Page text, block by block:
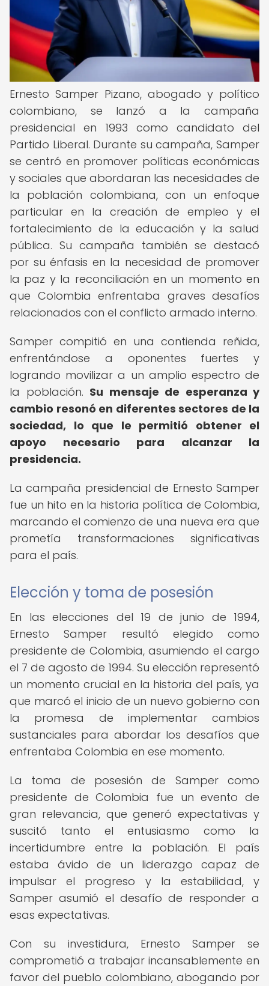
Ernesto Samper Pizano, abogado y político
colombiano, se lanzó a la campaña
presidencial en 1993 como candidato del
Partido Liberal. Durante su campaña, Samper
se centró en promover políticas económicas
y sociales que abordaran las necesidades de
la población colombiana, con un enfoque
particular en la creación de empleo y el
fortalecimiento de la educación y la salud
pública. Su campaña también se destacó
por su énfasis en la necesidad de promover
la paz y la reconciliación en un momento en
que Colombia enfrentaba graves desafíos
relacionados con el conflicto armado interno.
Samper compitió en una contienda reñida,
enfrentándose a oponentes fuertes y
logrando movilizar a un amplio espectro de
la población. Su mensaje de esperanza y
cambio resonó en diferentes sectores de la
sociedad, lo que le permitió obtener el
apoyo necesario para alcanzar la
presidencia.
La campaña presidencial de Ernesto Samper
fue un hito en la historia política de Colombia,
marcando el comienzo de una nueva era que
prometía transformaciones significativas
para el país.
Elección y toma de posesión
En las elecciones del 19 de junio de 1994,
Ernesto Samper resultó elegido como
presidente de Colombia, asumiendo el cargo
el 7 de agosto de 1994. Su elección representó
un momento crucial en la historia del país, ya
que marcó el inicio de un nuevo gobierno con
la promesa de implementar cambios
sustanciales para abordar los desafíos que
enfrentaba Colombia en ese momento.
La toma de posesión de Samper como
presidente de Colombia fue un evento de
gran relevancia, que generó expectativas y
suscitó tanto el entusiasmo como la
incertidumbre entre la población. El país
estaba ávido de un liderazgo capaz de
impulsar el progreso y la estabilidad, y
Samper asumió el desafío de responder a
esas expectativas.
Con su investidura, Ernesto Samper se
comprometió a trabajar incansablemente en
favor del pueblo colombiano, abogando por